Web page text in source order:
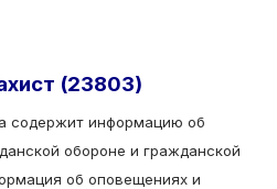
(23803)
содержит информацию об
обороне и гражданской
об оповещениях и